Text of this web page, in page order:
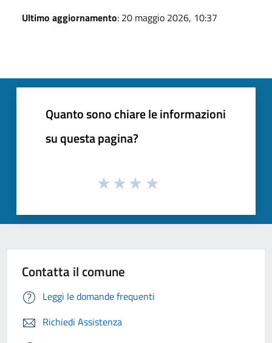
Ultimo aggiornamento: 20 maggio 2026, 10:37
Quanto sono chiare le informazioni
su questa pagina?
Contatta il comune
Leggi le domande frequenti
Richiedi Assistenza